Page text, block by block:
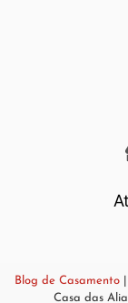
Blog de Casamento|
Casa das